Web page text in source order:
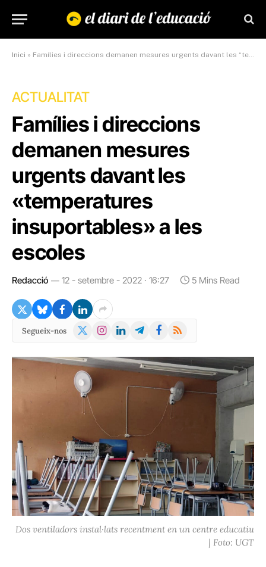
Inici » Famílies i direccions demanen mesures urgents davant les “temperatures insuportables” a les escoles
ACTUALITAT
Famílies i direccions
demanen mesures
urgents davant les
«temperatures
insuportables» a les
escoles
Redacció 12 - setembre - 2022 · 16:27 5 Mins Read
Segueix-nos
X
Instagram
LinkedInTelegramFacebook
RSS
Dos ventiladors instal·lats recentment en un centre educatiu
| Foto: UGT